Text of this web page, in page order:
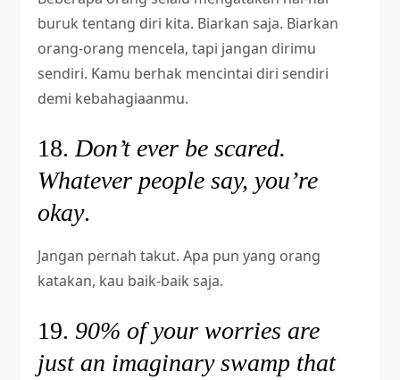
buruk tentang diri kita. Biarkan saja. Biarkan
orang-orang mencela, tapi jangan dirimu
sendiri. Kamu berhak mencintai diri sendiri
demi kebahagiaanmu.
18. Don’t ever be scared.
Whatever people say, you’re
okay.
Jangan pernah takut. Apa pun yang orang
katakan, kau baik-baik saja.
19. 90% of your worries are
just an imaginary swamp that